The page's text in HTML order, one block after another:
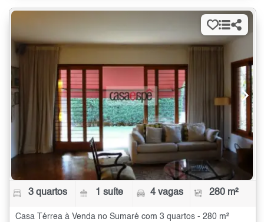
3 quartos 1 suíte 4 vagas 280 m²
Casa Térrea à Venda no Sumaré com 3 quartos - 280 m²